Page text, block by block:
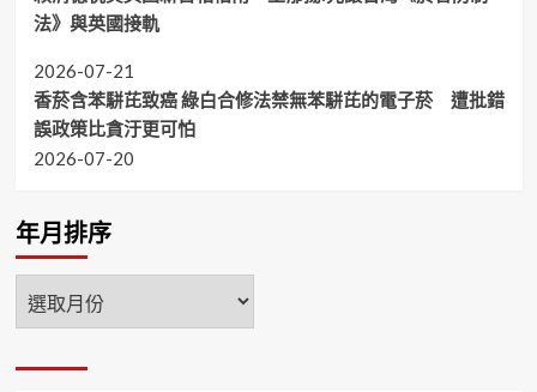
法》與英國接軌
2026-07-21
香菸含苯駢芘致癌 綠白合修法禁無苯駢芘的電子菸 遭批錯
誤政策比貪汙更可怕
2026-07-20
年月排序
年
月